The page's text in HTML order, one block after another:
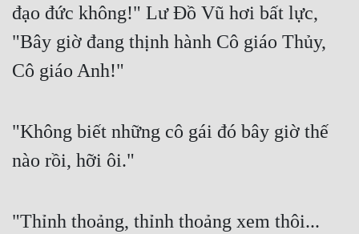
Nữ Phụ
Phong Thủy - Tâm Linh
Quan Trường
Sảng Văn
đạo đức không!" Lư Đồ Vũ hơi bất lực,
"Bây giờ đang thịnh hành Cô giáo Thủy,
Cô giáo Anh!"
"Không biết những cô gái đó bây giờ thế
nào rồi, hỡi ôi."
"Thỉnh thoảng, thỉnh thoảng xem thôi...